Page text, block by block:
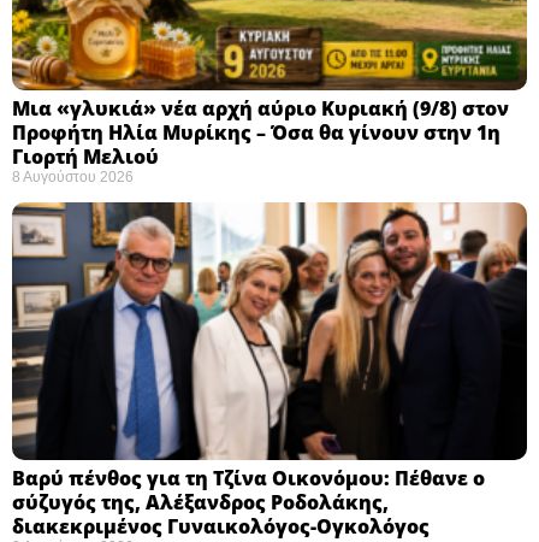
Μια «γλυκιά» νέα αρχή αύριο Κυριακή (9/8) στον
Προφήτη Ηλία Μυρίκης – Όσα θα γίνουν στην 1η
Γιορτή Μελιού
8 Αυγούστου 2026
Βαρύ πένθος για τη Τζίνα Οικονόμου: Πέθανε ο
σύζυγός της, Αλέξανδρος Ροδολάκης,
διακεκριμένος Γυναικολόγος-Ογκολόγος